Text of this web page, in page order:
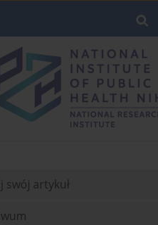
swój artykuł